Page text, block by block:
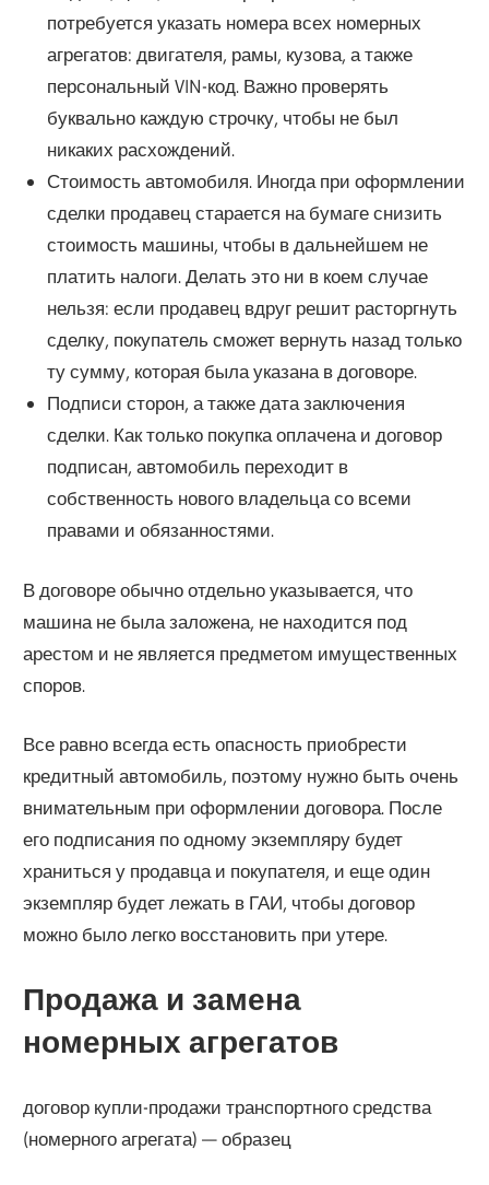
потребуется указать номера всех номерных
агрегатов: двигателя, рамы, кузова, а также
персональный VIN-код. Важно проверять
буквально каждую строчку, чтобы не был
никаких расхождений.
Стоимость автомобиля. Иногда при оформлении
сделки продавец старается на бумаге снизить
стоимость машины, чтобы в дальнейшем не
платить налоги. Делать это ни в коем случае
нельзя: если продавец вдруг решит расторгнуть
сделку, покупатель сможет вернуть назад только
ту сумму, которая была указана в договоре.
Подписи сторон, а также дата заключения
сделки. Как только покупка оплачена и договор
подписан, автомобиль переходит в
собственность нового владельца со всеми
правами и обязанностями.
В договоре обычно отдельно указывается, что
машина не была заложена, не находится под
арестом и не является предметом имущественных
споров.
Все равно всегда есть опасность приобрести
кредитный автомобиль, поэтому нужно быть очень
внимательным при оформлении договора. После
его подписания по одному экземпляру будет
храниться у продавца и покупателя, и еще один
экземпляр будет лежать в ГАИ, чтобы договор
можно было легко восстановить при утере.
Продажа и замена
номерных агрегатов
договор купли-продажи транспортного средства
(номерного агрегата) — образец